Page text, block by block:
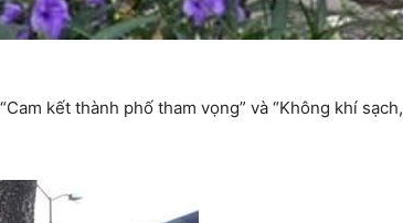
kết thành phố tham vọng” và “Không khí sạch,